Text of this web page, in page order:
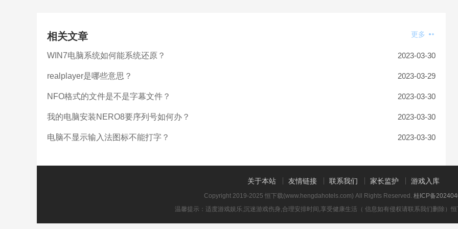
相关文章 更多
WIN7电脑系统如何能系统还原？ 2023-03-30
realplayer是哪些意思？ 2023-03-29
NFO格式的文件是不是字幕文件？ 2023-03-30
我的电脑安装NERO8要序列号如何办？ 2023-03-30
电脑不显示输入法图标不能打字？ 2023-03-30
关于本站 友情链接 联系我们 家长监护 游戏入库
Copyright 2019-2025 恒下载(www.hengdahotels.com) All Rights Reserved. 桂ICP备
温馨提示：适度游戏娱乐,沉迷游戏伤身,合理安排时间,享受健康生活（ 信息如有侵权请联系我们删除） 恒